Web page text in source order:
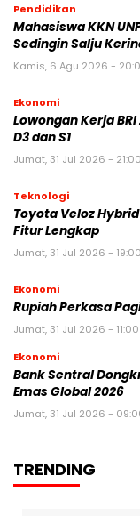
Pendidikan
Mahasiswa KKN
Sedingin Salju
Kamis, 6 Agu 2026 -
Ekonomi
Lowongan Kerja
D3 dan S1
Jumat, 31 Jul 2026 -
Teknologi
Toyota Veloz
Fitur Lengkap
Jumat, 31 Jul 2026 -
Ekonomi
Rupiah Perkasa
Jumat, 31 Jul 2026 - 11:00
Ekonomi
Bank Sentral
Emas Global 2026
Jumat, 31 Jul 2026 -
TRENDING